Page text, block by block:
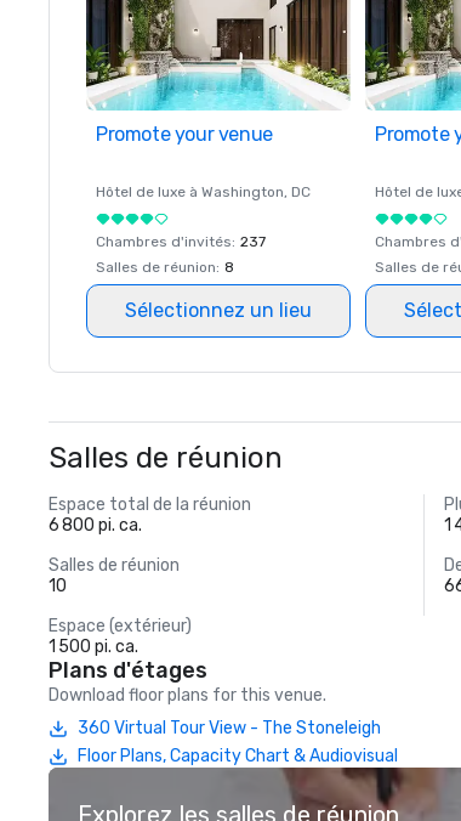
Promote your venue
Hôtel de luxe à Washington, DC
Chambres d'invités: 237
Salles de réunion: 8
Sélectionnez un lieu
Promote
Hôtel de
Chambres
Salles de
Salles de réunion
Espace total de la réunion
6 800 pi. ca.
1
Salles de réunion
10
Espace (extérieur)
1 500 pi. ca.
Plans d'étages
Download floor plans for this venue.
360 Virtual Tour View - The Stoneleigh
Floor Plans, Capacity Chart & Audiovisual
Explorez les salles de réunion